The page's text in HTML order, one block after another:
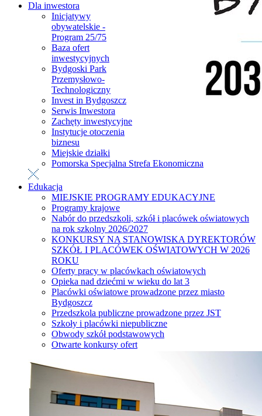
Dla inwestora
Inicjatywy
obywatelskie -
Program 25/75
Baza ofert
inwestycyjnych
Bydgoski Park
Przemysłowo-
Technologiczny
Invest in Bydgoszcz
Serwis Inwestora
Zachęty inwestycyjne
Instytucje otoczenia
biznesu
Miejskie działki
Pomorska Specjalna Strefa Ekonomiczna
Edukacja
MIEJSKIE PROGRAMY EDUKACYJNE
Programy krajowe
Nabór do przedszkoli, szkół i placówek oświatowych
na rok szkolny 2026/2027
KONKURSY NA STANOWISKA DYREKTORÓW
SZKÓŁ I PLACÓWEK OŚWIATOWYCH W 2026
ROKU
Oferty pracy w placówkach oświatowych
Opieka nad dziećmi w wieku do lat 3
Placówki oświatowe prowadzone przez miasto
Bydgoszcz
Przedszkola publiczne prowadzone przez JST
Szkoły i placówki niepubliczne
Obwody szkół podstawowych
Otwarte konkursy ofert